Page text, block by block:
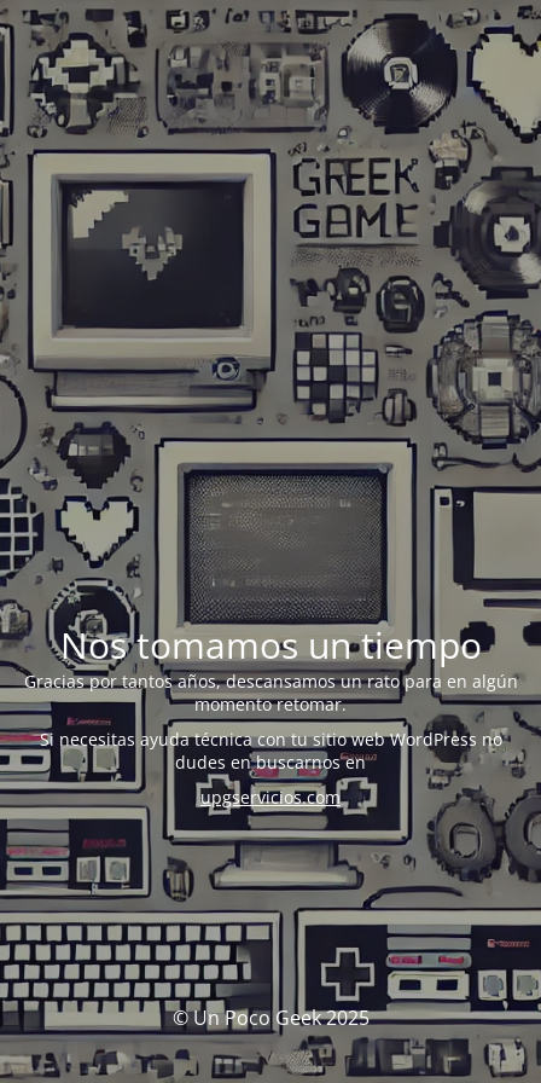
Nos tomamos un tiempo
Gracias por tantos años, descansamos un rato para en algún
momento retomar.
Si necesitas ayuda técnica con tu sitio web WordPress no
dudes en buscarnos en
upgservicios.com
© Un Poco Geek 2025